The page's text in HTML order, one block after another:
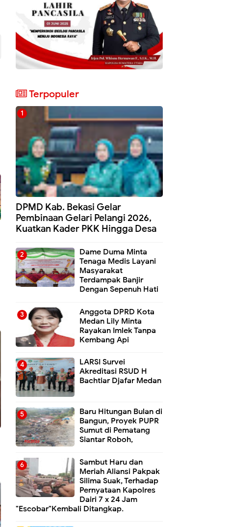
Terpopuler
DPMD Kab. Bekasi Gelar
Pembinaan Gelari Pelangi 2026,
Kuatkan Kader PKK Hingga Desa
Dame Duma Minta
Tenaga Medis Layani
Masyarakat
Terdampak Banjir
Dengan Sepenuh Hati
Anggota DPRD Kota
Medan Lily Minta
Rayakan Imlek Tanpa
Kembang Api
LARSI Survei
Akreditasi RSUD H
Bachtiar Djafar Medan
Baru Hitungan Bulan di
Bangun, Proyek PUPR
Sumut di Pematang
Siantar Roboh,
Sambut Haru dan
Meriah Aliansi Pakpak
Silima Suak, Terhadap
Pernyataan Kapolres
Dairi 7 x 24 Jam
"Escobar"Kembali Ditangkap.